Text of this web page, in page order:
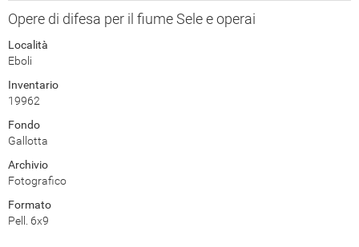
Opere di difesa per il fiume Sele e operai
Località
Eboli
Inventario
19962
Fondo
Gallotta
Archivio
Fotografico
Formato
Pell. 6x9